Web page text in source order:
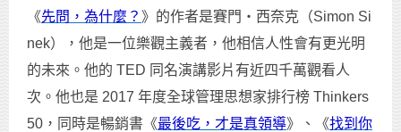
《先問，為什麼？ 》的作者是賽門‧西奈克（Simon Si
nek），他是一位樂觀主義者，他相信人性會有更光明
的未來。他的 TED 同名演講影片有近四千萬觀看人
次。他也是 2017 年度全球管理思想家排行榜 Thinkers
50，同時是暢銷書《最後吃，才是真領導》、《找到你